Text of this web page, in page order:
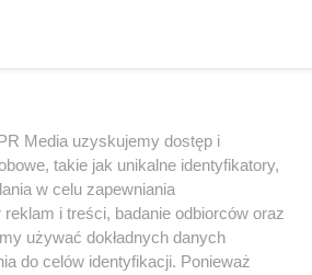
się w mediach
samych mieszkańców.
dodano 29-4-2022
Media uzyskujemy dostęp i
takie jak unikalne identyfikatory,
w celu zapewniania
i treści, badanie odbiorców oraz
używać dokładnych danych
do celów identyfikacji. Ponieważ